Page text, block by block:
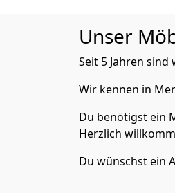
Unser
Seit 5 Jahren
Wir kennen in
Du benötigst ein
Herzlich
Du wünschst ein